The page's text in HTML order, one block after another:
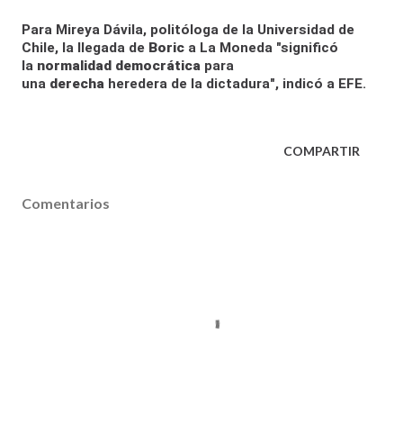
Para Mireya Dávila, politóloga de la Universidad de
Chile, la llegada de Boric a La Moneda "significó
la normalidad democrática para
una derecha heredera de la dictadura", indicó a EFE.
COMPARTIR
Comentarios